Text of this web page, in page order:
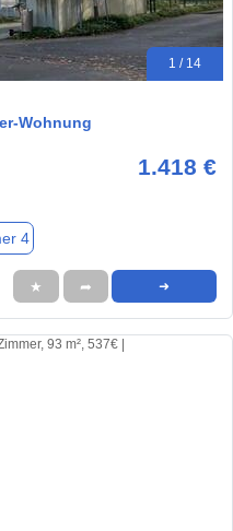
1 / 14
Wohnung
1.418 €
4
★ ➦ ➜